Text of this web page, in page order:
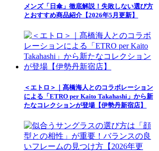
メンズ「日傘」徹底解説！失敗しない選び方
とおすすめ商品紹介【2026年5月更新】
＜エトロ＞｜髙橋海人とのコラボレーション
による「ETRO per Kaito Takahashi」から新
たなコレクションが登場【伊勢丹新宿店】